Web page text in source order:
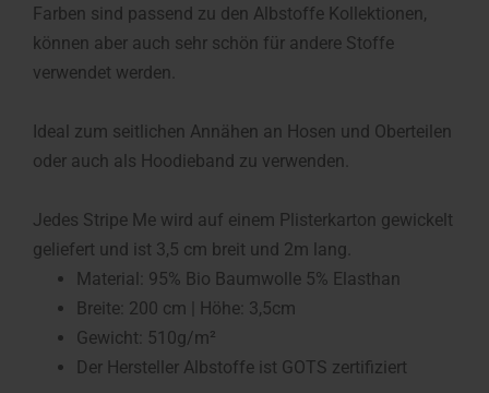
Farben sind passend zu den Albstoffe Kollektionen,
können aber auch sehr schön für andere Stoffe
verwendet werden.
Ideal zum seitlichen Annähen an Hosen und Oberteilen
oder auch als Hoodieband zu verwenden.
Jedes Stripe Me wird auf einem Plisterkarton gewickelt
geliefert und ist 3,5 cm breit und 2m lang.
Material: 95% Bio Baumwolle 5% Elasthan
Breite: 200 cm | Höhe: 3,5cm
Gewicht: 510g/m²
Der Hersteller Albstoffe ist GOTS zertifiziert